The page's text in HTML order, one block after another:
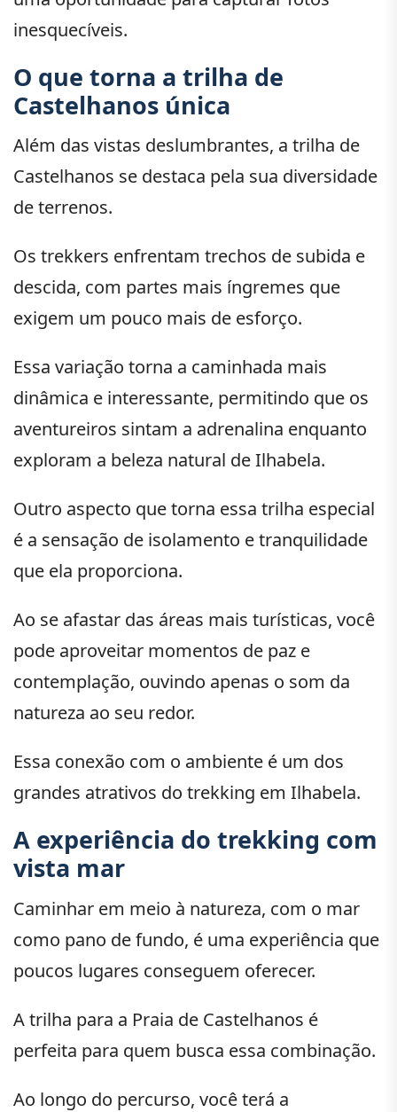
inesquecíveis.
O que torna a trilha de
Castelhanos única
Além das vistas deslumbrantes, a trilha de
Castelhanos se destaca pela sua diversidade
de terrenos.
Os trekkers enfrentam trechos de subida e
descida, com partes mais íngremes que
exigem um pouco mais de esforço.
Essa variação torna a caminhada mais
dinâmica e interessante, permitindo que os
aventureiros sintam a adrenalina enquanto
exploram a beleza natural de Ilhabela.
Outro aspecto que torna essa trilha especial
é a sensação de isolamento e tranquilidade
que ela proporciona.
Ao se afastar das áreas mais turísticas, você
pode aproveitar momentos de paz e
contemplação, ouvindo apenas o som da
natureza ao seu redor.
Essa conexão com o ambiente é um dos
grandes atrativos do trekking em Ilhabela.
A experiência do trekking com
vista mar
Caminhar em meio à natureza, com o mar
como pano de fundo, é uma experiência que
poucos lugares conseguem oferecer.
A trilha para a Praia de Castelhanos é
perfeita para quem busca essa combinação.
Ao longo do percurso, você terá a